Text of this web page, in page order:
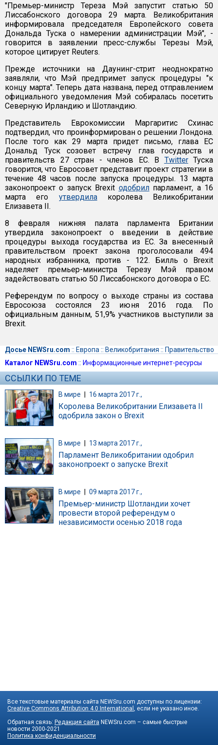
"Премьер-министр Тереза Мэй запустит статью 50
Лиссабонского договора 29 марта. Великобритания
информировала председателя Европейского совета
Дональда Туска о намерении администрации Мэй", -
говорится в заявлении пресс-службы Терезы Мэй,
которое цитирует Reuters.
Прежде источники на Даунинг-стрит неоднократно
заявляли, что Мэй предпримет запуск процедуры "к
концу марта". Теперь дата названа, перед отправлением
официального уведомления Мэй собиралась посетить
Северную Ирландию и Шотландию.
Представитель Еврокомиссии Маргаритис Схинаc
подтвердил, что проинформирован о решении Лондона.
После того как 29 марта придет письмо, глава ЕС
Дональд Туск созовет встречу глав государств и
правительств 27 стран - членов ЕС. В TwitterТуска
говорится, что Евросовет представит проект стратегии в
течение 48 часов после запуска процедуры. 13 марта
законопроект о запуск Brexit одобрилпарламент, а 16
марта его утвердилакоролева Великобритании
Елизавета II.
8 февраля нижняя палата парламента Британии
утвердила законопроект о введении в действие
процедуры выхода государства из ЕС. За внесенный
правительством проект закона проголосовали 494
народных избранника, против - 122. Билль о Brexit
наделяет премьер-министра Терезу Мэй правом
задействовать статью 50 Лиссабонского договора о ЕС.
Референдум по вопросу о выходе страны из состава
Евросоюза состоялся 23 июня 2016 года. По
официальным данным, 51,9% участников выступили за
Brexit.
Досье NEWSru.com :: Европа :: Великобритания :: Правительство
Каталог NEWSru.com :: Информационные интернет-ресурсы
ССЫЛКИ ПО ТЕМЕ
В мире | 16 марта 2017 г.,
Королева Великобритании Елизавета II
одобрила закон о Brexit
В мире 13 марта 2017 г.,
Парламент Великобритании одобрил
законопроект о запуске Brexit
В мире 09 марта 2017 г.,
Премьер-министр Шотландии хочет
провести второй референдум о
независимости осенью 2018 года
Все текстовые материалы сайта NEWSru.com доступны по лицензии:
Creative Commons Attribution 4.0 International , если не указано иное.
Обратная связь: Редакция сайта NEWSru.com – самые быстрые
новости 2000-2021
Политика конфиденциальности